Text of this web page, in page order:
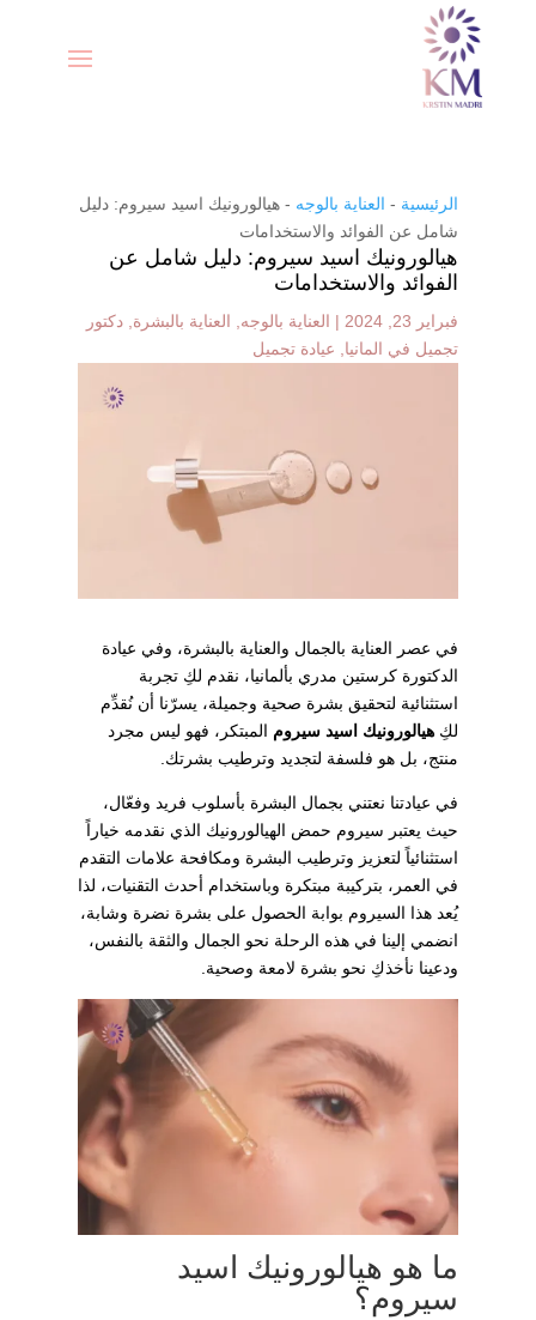
الرئيسية - العناية بالوجه - هيالورونيك اسيد سيروم: دليل
شامل عن الفوائد والاستخدامات
هيالورونيك اسيد سيروم: دليل شامل عن
الفوائد والاستخدامات
فبراير 23, 2024 | العناية بالوجه العناية بالبشرة دكتور
تجميل في المانيا
عيادة تجميل
في عصر العناية بالجمال والعناية بالبشرة، وفي عيادة
الدكتورة كرستين مدري بألمانيا، نقدم لكِ تجربة
استثنائية لتحقيق بشرة صحية وجميلة، يسرّنا أن نُقدِّم
لكِ هيالورونيك اسيد سيروم المبتكر، فهو ليس مجرد
منتج، بل هو فلسفة لتجديد وترطيب بشرتك.
في عيادتنا نعتني بجمال البشرة بأسلوب فريد وفعّال،
حيث يعتبر سيروم حمض الهيالورونيك الذي نقدمه خياراً
استثنائياً لتعزيز وترطيب البشرة ومكافحة علامات التقدم
في العمر، بتركيبة مبتكرة وباستخدام أحدث التقنيات، لذا
يُعد هذا السيروم بوابة الحصول على بشرة نضرة وشابة،
انضمي إلينا في هذه الرحلة نحو الجمال والثقة بالنفس،
ودعينا نأخذكِ نحو بشرة لامعة وصحية.
ما هو هيالورونيك اسيد
سيروم؟